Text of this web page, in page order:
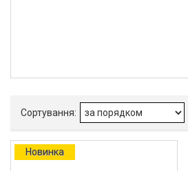
Колір
Білий 9
Новинка